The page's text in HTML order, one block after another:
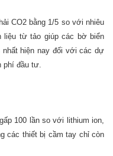
CO2 bằng 1/5 so với nhiêu
liệu từ tảo giúp các bờ biển
hiện nay đối với các dự
phí đầu tư.
100 lần so với lithium ion,
các thiết bị cầm tay chỉ còn